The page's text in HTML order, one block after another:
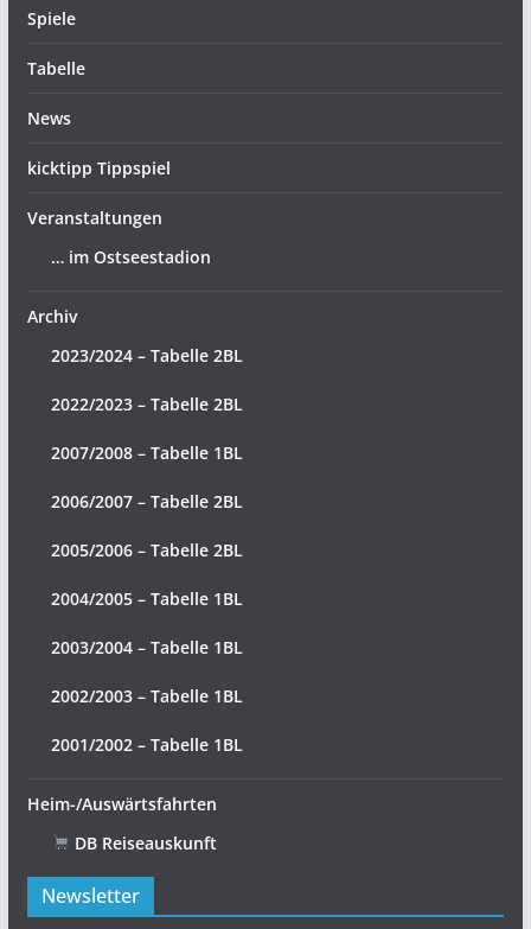
Spiele
Tabelle
News
kicktipp Tippspiel
Veranstaltungen
… im Ostseestadion
Archiv
2023/2024 – Tabelle 2BL
2022/2023 – Tabelle 2BL
2007/2008 – Tabelle 1BL
2006/2007 – Tabelle 2BL
2005/2006 – Tabelle 2BL
2004/2005 – Tabelle 1BL
2003/2004 – Tabelle 1BL
2002/2003 – Tabelle 1BL
2001/2002 – Tabelle 1BL
Heim-/Auswärtsfahrten
DB Reiseauskunft
Newsletter